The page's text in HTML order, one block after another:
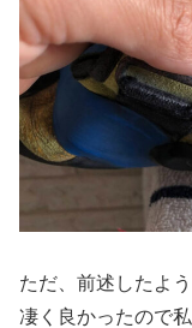
ただ、前述したよ
凄く良かったので